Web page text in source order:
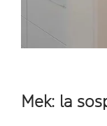
Mek: la